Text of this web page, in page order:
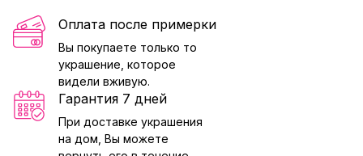
Оплата после примерки
Вы покупаете только то
украшение, которое
видели вживую.
Гарантия 7 дней
При доставке украшения
на дом, Вы можете